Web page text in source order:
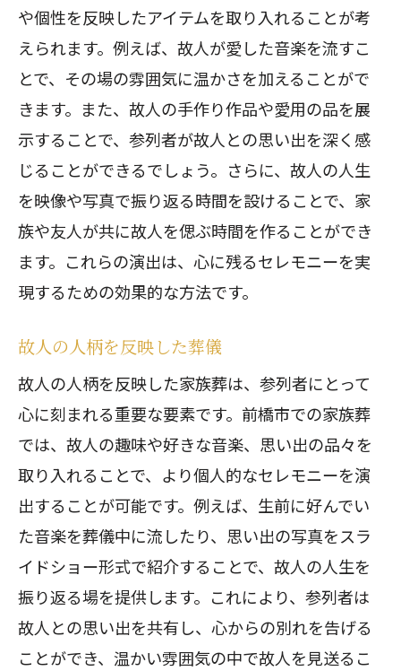
や個性を反映したアイテムを取り入れることが考
えられます。例えば、故人が愛した音楽を流すこ
とで、その場の雰囲気に温かさを加えることがで
きます。また、故人の手作り作品や愛用の品を展
示することで、参列者が故人との思い出を深く感
じることができるでしょう。さらに、故人の人生
を映像や写真で振り返る時間を設けることで、家
族や友人が共に故人を偲ぶ時間を作ることができ
ます。これらの演出は、心に残るセレモニーを実
現するための効果的な方法です。
故人の人柄を反映した葬儀
故人の人柄を反映した家族葬は、参列者にとって
心に刻まれる重要な要素です。前橋市での家族葬
では、故人の趣味や好きな音楽、思い出の品々を
取り入れることで、より個人的なセレモニーを演
出することが可能です。例えば、生前に好んでい
た音楽を葬儀中に流したり、思い出の写真をスラ
イドショー形式で紹介することで、故人の人生を
振り返る場を提供します。これにより、参列者は
故人との思い出を共有し、心からの別れを告げる
ことができ、温かい雰囲気の中で故人を見送るこ